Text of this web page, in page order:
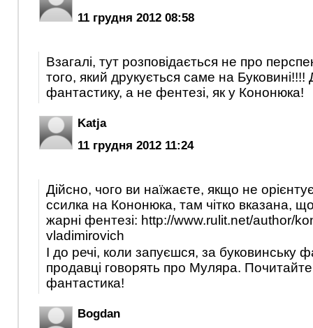
11 грудня 2012 08:58
Взагалі, тут розповідається не про
того, який друкується саме на Буковині!!!!
фантастику, а не фентезі, як у Кононюка!
Katja
11 грудня 2012 11:24
Дійсно, чого ви наїжаєте, якщо не
ссилка на Кононюка, там чітко вказана,
жарні фентезі: http://www.rulit.net/author/
vladimirovich
І до речі, коли запуєшся, за буковинську
продавці говорять про Муляра.
фантастика!
Bogdan